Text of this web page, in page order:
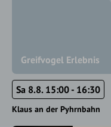
Greifvogel Erlebnis
Sa 8.8. 15:00 - 16:30
Klaus an der Pyhrnbahn